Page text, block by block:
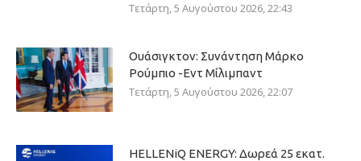
Τετάρτη, 5 Αυγούστου 2026, 22:43
Ουάσιγκτον: Συνάντηση Μάρκο
Ρούμπιο -Εντ Μίλιμπαντ
Τετάρτη, 5 Αυγούστου 2026, 22:07
HELLENiQ ENERGY: Δωρεά 25 εκατ.